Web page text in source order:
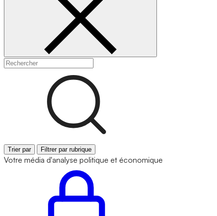
Trier par Filtrer par rubrique
Votre média d'analyse politique et économique